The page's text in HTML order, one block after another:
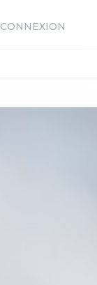
CONNEXION